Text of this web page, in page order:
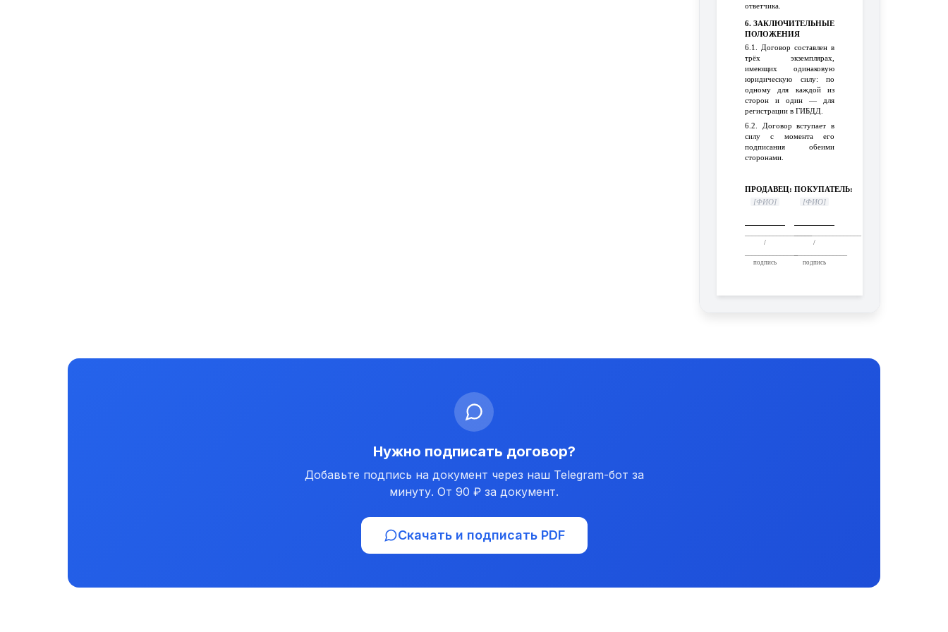
ответчика.
6. ЗАКЛЮЧИТЕЛЬНЫЕ
ПОЛОЖЕНИЯ
6.1. Договор составлен в
трёх экземплярах,
имеющих одинаковую
юридическую силу: по
одному для каждой из
сторон и один — для
регистрации в ГИБДД.
6.2. Договор вступает в
силу с момента его
подписания обеими
сторонами.
ПРОДАВЕЦ:
[ФИО]
/
подпись
ПОКУПАТЕЛЬ:
[ФИО]
/
подпись
Нужно подписать договор?
Добавьте подпись на документ через наш Telegram-бот за
минуту. От 90 ₽ за документ.
Скачать и подписать PDF